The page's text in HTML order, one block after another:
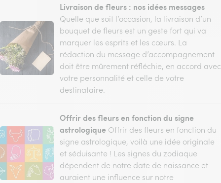
Livraison de fleurs : nos idées messages
Quelle que soit l’occasion, la livraison d’un
bouquet de fleurs est un geste fort qui va
marquer les esprits et les cœurs. La
rédaction du message d’accompagnement
doit être mûrement réfléchie, en accord avec
votre personnalité et celle de votre
destinataire.
Offrir des fleurs en fonction du signe
astrologique Offrir des fleurs en fonction du
signe astrologique, voilà une idée originale
et séduisante ! Les signes du zodiaque
dépendent de notre date de naissance et
auraient une influence sur notre